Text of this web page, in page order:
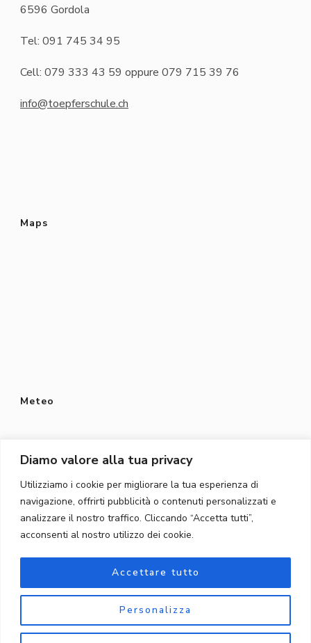
Diamo valore alla tua privacy
Utilizziamo i cookie per migliorare la tua esperienza di
navigazione, offrirti pubblicità o contenuti personalizzati e
analizzare il nostro traffico. Cliccando “Accetta tutti”,
acconsenti al nostro utilizzo dei cookie.
Personalizza
Accettare tutto
6596 Gordola
Tel: 091 745 34 95
Cell: 079 333 43 59 oppure 079 715 39 76
info@toepferschule.ch
Maps
Meteo
Protezione dei dati
Privacy Policy
Protezione dei dati
Töpferschule Gordola
riservati.Blossom Shop | Sviluppato daBlossom Themes.